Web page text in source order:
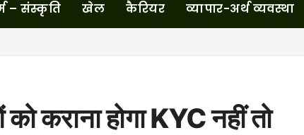
– संस्कृति खेल कैरियर व्यापार-अर्थ व्यवस्था
कराना होगा KYC नहीं तो